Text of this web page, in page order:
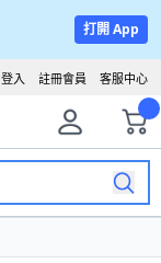
打開 App
客服中心
註冊會員
登入